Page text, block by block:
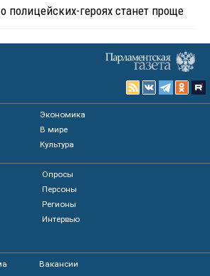
полицейских-героях станет проще
Экономика
В мире
Культура
Опросы
Персоны
Регионы
Интервью
Вакансии